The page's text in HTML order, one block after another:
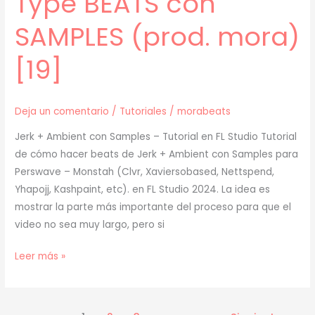
SAMPLES (prod. mora)
[19]
Deja un comentario / Tutoriales /morabeats
Jerk + Ambient con Samples – Tutorial en FL Studio Tutorial
de cómo hacer beats de Jerk + Ambient con Samples para
Perswave – Monstah (Clvr, Xaviersobased, Nettspend,
Yhapojj, Kashpaint, etc). en FL Studio 2024. La idea es
mostrar la parte más importante del proceso para que el
video no sea muy largo, pero si
[
Leer más »